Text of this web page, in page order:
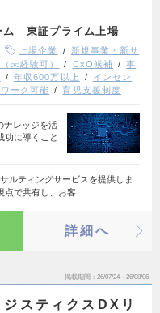
ム 東証プライム上場
上場企業
新規事業・新サ
未経験可） CxO候補
事
年収600万以上
インセン
ーク可能 育児支援制度
ナレッジを活
功に導くこと
ルティングサービスを提供しま
点で共有し、お客…
詳細へ
掲載期間 26/07/24～26/08/06
スティクスDXリ